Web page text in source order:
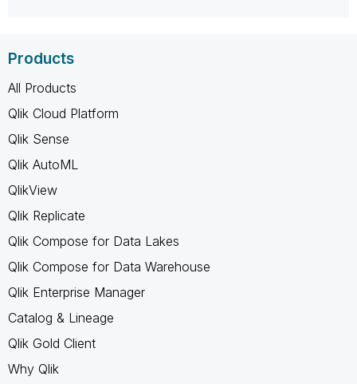
Products
All Products
Qlik Cloud Platform
Qlik Sense
Qlik AutoML
QlikView
Qlik Replicate
Qlik Compose for Data Lakes
Qlik Compose for Data Warehouse
Qlik Enterprise Manager
Catalog & Lineage
Qlik Gold Client
Why Qlik